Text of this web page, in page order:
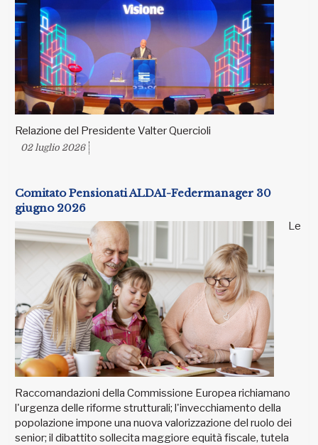
Relazione del Presidente Valter Quercioli
02 luglio 2026
Comitato Pensionati ALDAI-Federmanager 30
giugno 2026
Le
Raccomandazioni della Commissione Europea richiamano
l'urgenza delle riforme strutturali; l'invecchiamento della
popolazione impone una nuova valorizzazione del ruolo dei
senior; il dibattito sollecita maggiore equità fiscale, tutela